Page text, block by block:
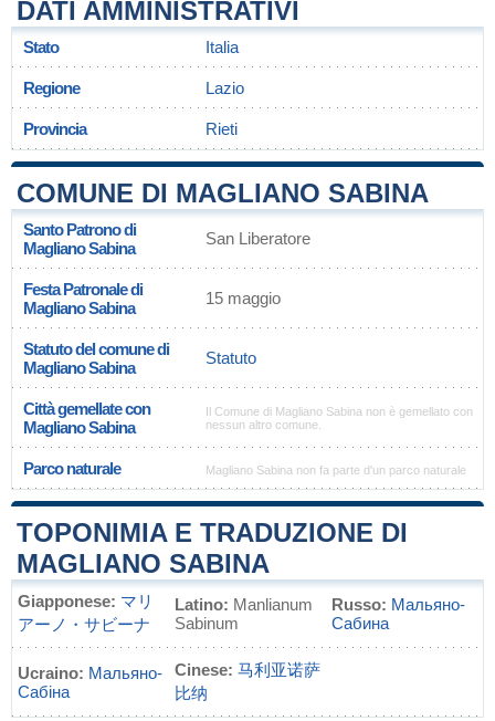
DATI AMMINISTRATIVI
Stato Italia
Regione Lazio
Provincia Rieti
COMUNE DI MAGLIANO SABINA
Santo Patrono di
Magliano Sabina
San Liberatore
Festa Patronale di
Magliano Sabina
15 maggio
Statuto del comune di
Magliano Sabina
Statuto
Città gemellate con
Magliano Sabina
Il Comune di Magliano Sabina non è gemellato con
nessun altro comune.
Parco naturale Magliano Sabina non fa parte d'un parco naturale
TOPONIMIA E TRADUZIONE DI
MAGLIANO SABINA
Giapponese: マリ
アーノ・サビーナ
Latino: Manlianum
Sabinum
Russo: Мальяно-
Сабина
Ucraino: Мальяно-
Сабіна
Cinese: 马利亚诺萨
比纳